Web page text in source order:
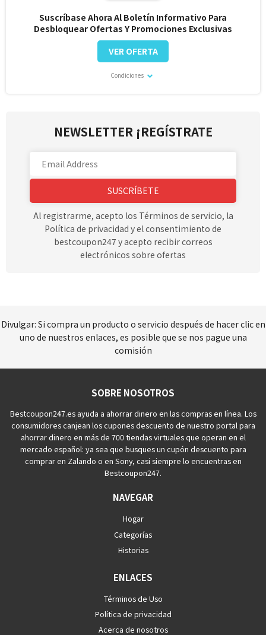
Suscríbase Ahora Al Boletín Informativo Para
Desbloquear Ofertas Y Promociones Exclusivas
Condiciones
VER OFERTA
NEWSLETTER ¡REGÍSTRATE
SUSCRÍBETE
Al registrarme, acepto los Términos de servicio, la
Política de privacidad y el consentimiento de
bestcoupon247 y acepto recibir correos
electrónicos sobre ofertas
Divulgar: Si compra un producto o servicio después de hacer clic en
uno de nuestros enlaces, es posible que se nos pague una
comisión
SOBRE NOSOTROS
Bestcoupon247.es ayuda a ahorrar dinero en las compras en línea. Los
consumidores canjean los cupones descuento de nuestro portal para
ahorrar dinero en más de 700 tiendas virtuales que operan en el
mercado español: ya sea que busques un cupón descuento para
comprar en Zalando o en Sony, casi siempre lo encuentras en
Bestcoupon247.
NAVEGAR
Hogar
Categorías
Historias
ENLACES
Términos de Uso
Política de privacidad
Acerca de nosotros